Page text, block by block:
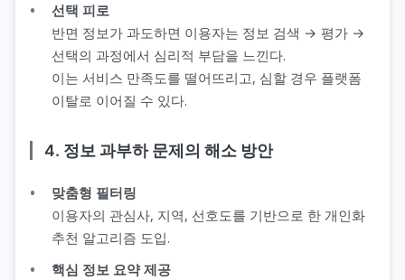
선택 피로
반면 정보가 과도하면 이용자는 정보 검색 → 평가 →
선택의 과정에서 심리적 부담을 느낀다.
이는 서비스 만족도를 떨어뜨리고, 심할 경우 플랫폼
이탈로 이어질 수 있다.
4. 정보 과부하 문제의 해소 방안
맞춤형 필터링
이용자의 관심사, 지역, 선호도를 기반으로 한 개인화
추천 알고리즘 도입.
핵심 정보 요약 제공